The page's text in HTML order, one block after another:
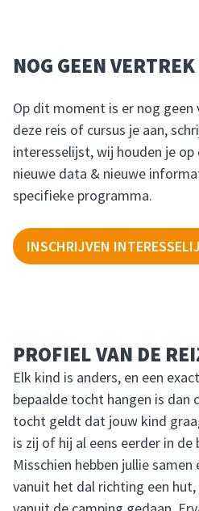
NOG GEEN
Op dit moment is er nog
deze reis of cursus je aan,
interesselijst, wij houden je
nieuwe data & nieuwe
specifieke programma.
INSCHRIJVEN
PROFIEL VAN DE
Elk kind is anders, en een
bepaalde tocht hangen is dan
tocht geldt dat jouw kind
is zij of hij al eens eerder in de
Misschien hebben jullie
vanuit het dal richting een